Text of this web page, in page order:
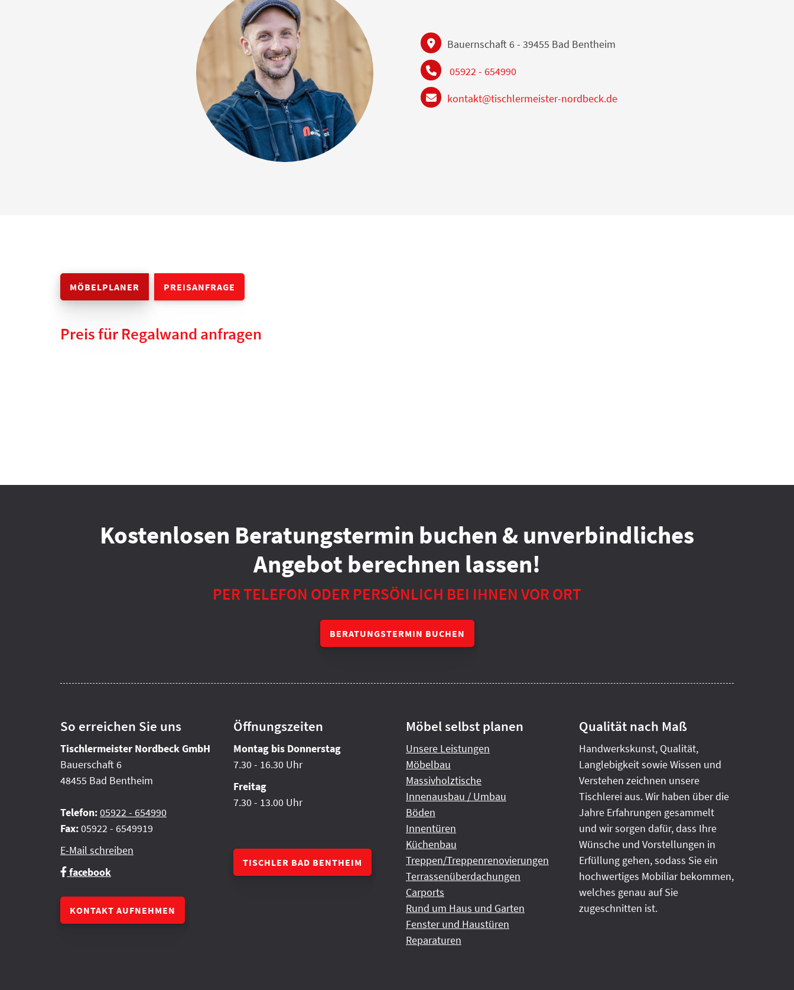
Bauernschaft 6 - 39455 Bad Bentheim
05922 - 654990
kontakt@tischlermeister-nordbeck.de
MÖBELPLANER PREISANFRAGE
Preis für Regalwand anfragen
Kostenlosen Beratungstermin buchen & unverbindliches
Angebot berechnen lassen!
PER TELEFON ODER PERSÖNLICH BEI IHNEN VOR ORT
BERATUNGSTERMIN BUCHEN
So erreichen Sie uns
Tischlermeister Nordbeck GmbH
Bauerschaft 6
48455 Bad Bentheim
Telefon:05922 - 654990
Fax:05922 - 6549919
E-Mail schreiben
facebook
KONTAKT AUFNEHMEN
Öffnungszeiten
Montag bis Donnerstag
7.30 - 16.30 Uhr
Freitag
7.30 - 13.00 Uhr
TISCHLER BAD BENTHEIM
Möbel selbst planen
Unsere Leistungen
Möbelbau
Massivholztische
Innenausbau / Umbau
Böden
Innentüren
Küchenbau
Treppen/Treppenrenovierungen
Terrassenüberdachungen
Carports
Rund um Haus und Garten
Fenster und Haustüren
Reparaturen
Qualität nach Maß
Handwerkskunst, Qualität,
Langlebigkeit sowie Wissen und
Verstehen zeichnen unsere
Tischlerei aus. Wir haben über die
Jahre Erfahrungen gesammelt
und wir sorgen dafür, dass Ihre
Wünsche und Vorstellungen in
Erfüllung gehen, sodass Sie ein
hochwertiges Mobiliar bekommen,
welches genau auf Sie
zugeschnitten ist.